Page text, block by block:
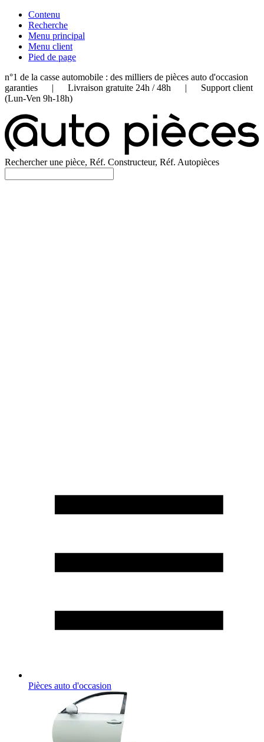
Contenu
Recherche
Menu principal
Menu client
Pied de page
n°1 de la casse automobile : des milliers de pièces auto d'occasion
garanties | Livraison gratuite 24h / 48h | Support client
(Lun-Ven 9h-18h)
Rechercher une pièce, Réf. Constructeur, Réf. Autopièces
Pièces auto d'occasion